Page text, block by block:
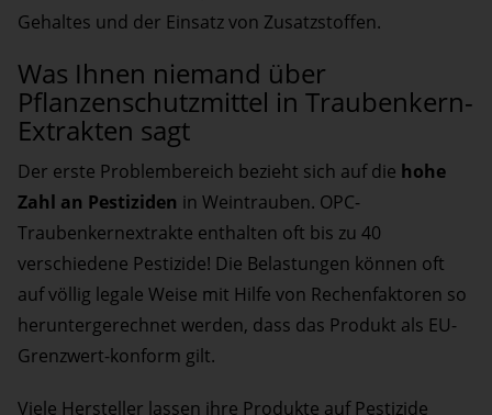
Gehaltes und der Einsatz von Zusatzstoffen.
Was Ihnen niemand über
Pflanzenschutzmittel in Traubenkern-
Extrakten sagt
Der erste Problembereich bezieht sich auf die hohe
Zahl an Pestiziden in Weintrauben. OPC-
Traubenkernextrakte enthalten oft bis zu 40
verschiedene Pestizide! Die Belastungen können oft
auf völlig legale Weise mit Hilfe von Rechenfaktoren so
heruntergerechnet werden, dass das Produkt als EU-
Grenzwert-konform gilt.
Viele Hersteller lassen ihre Produkte auf Pestizide